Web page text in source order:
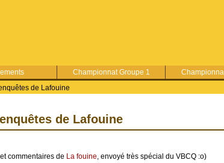
Championnat Groupe 1
de Lafouine
de Lafouine
commentaires de La fouine, envoyé très spécial du VBCQ :o)